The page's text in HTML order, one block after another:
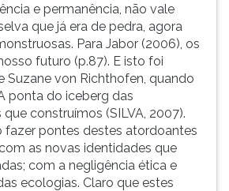
e permanência, não vale
que já era de pedra, agora
Para Jabor (2006), os
futuro (p.87). E isto foi
Suzane von Richthofen, quando
ponta do iceberg das
construímos (SILVA, 2007).
fazer pontes destes atordoantes
as novas identidades que
com a negligência ética e
ecologias. Claro que estes